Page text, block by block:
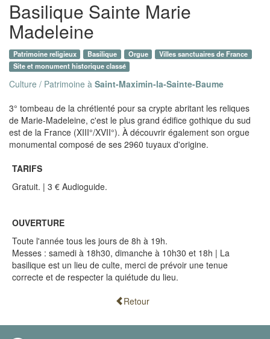
Basilique Sainte Marie
Madeleine
Patrimoine religieux Basilique Orgue
Villes sanctuaires de France
Site et monument historique classé
Culture / Patrimoine à Saint-Maximin-la-Sainte-Baume
3° tombeau de la chrétienté pour sa crypte abritant les reliques
de Marie-Madeleine, c'est le plus grand édifice gothique du sud
est de la France (XIII°/XVII°). À découvrir également son orgue
monumental composé de ses 2960 tuyaux d'origine.
TARIFS
Gratuit. | 3 € Audioguide.
OUVERTURE
Toute l'année tous les jours de 8h à 19h.
Messes : samedi à 18h30, dimanche à 10h30 et 18h | La
basilique est un lieu de culte, merci de prévoir une tenue
correcte et de respecter la quiétude du lieu.
Retour